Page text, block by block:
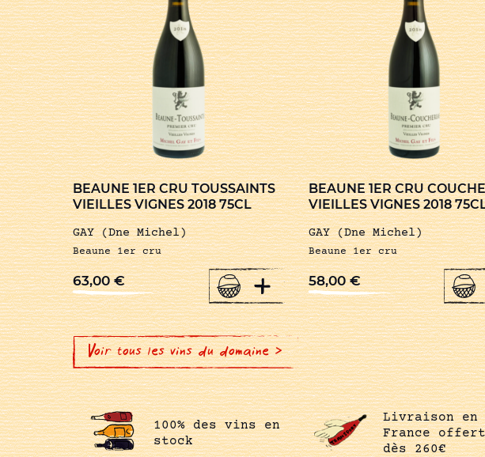
BEAUNE 1ER CRU TOUSSAINTS
VIEILLES VIGNES 2018 75CL
GAY (Dne Michel)
Beaune 1er cru
63,00€ +
BEAUNE 1ER CRU
VIEILLES VIGNES 2018
GAY (Dne Michel)
Beaune 1er cru
58,00€
Voir tous les vins du domaine >
100% des vins en
stock
Livraison en
France
dès 260€